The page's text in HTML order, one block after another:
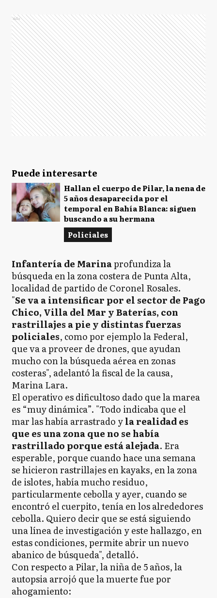
Ads
Puede interesarte
Hallan el cuerpo de Pilar, la nena de
5 años desaparecida por el
temporal en Bahía Blanca: siguen
buscando a su hermana
Policiales
Infantería de Marinaprofundiza la
búsqueda en la zona costera de Punta Alta,
localidad de partido de Coronel Rosales.
"Se va a intensificar por el sector de Pago
Chico, Villa del Mar y Baterías, con
rastrillajes a pie y distintas fuerzas
policiales, como por ejemplo la Federal,
que va a proveer de drones, que ayudan
mucho con la búsqueda aérea en zonas
costeras", adelantó la fiscal de la causa,
Marina Lara.
El operativo es dificultoso dado que la marea
es “muy dinámica”. "Todo indicaba que el
mar las había arrastrado yla realidad es
que es una zona que no se había
rastrillado porque está alejada. Era
esperable, porque cuando hace una semana
se hicieron rastrillajes en kayaks, en la zona
de islotes, había mucho residuo,
particularmente cebolla y ayer, cuando se
encontró el cuerpito, tenía en los alrededores
cebolla. Quiero decir que se está siguiendo
una línea de investigación y este hallazgo, en
estas condiciones, permite abrir un nuevo
abanico de búsqueda", detalló.
Con respecto a Pilar, la niña de 5 años, la
autopsia arrojó que la muerte fue por
ahogamiento: